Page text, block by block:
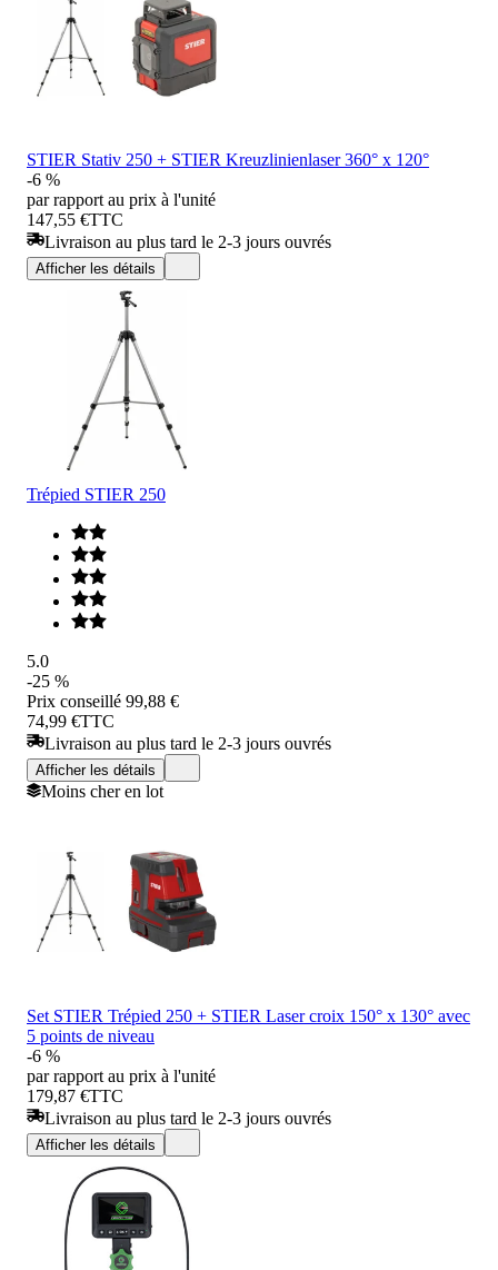
STIER Stativ 250 + STIER Kreuzlinienlaser 360° x 120°
-6 %
par rapport au prix à l'unité
147,55 €TTC
Livraison au plus tard le 2-3 jours ouvrés
Afficher les détails
Trépied STIER 250
5.0
-25 %
Prix conseillé 99,88 €
74,99 €TTC
Livraison au plus tard le 2-3 jours ouvrés
Afficher les détails
Moins cher en lot
Set STIER Trépied 250 + STIER Laser croix 150° x 130° avec
5 points de niveau
-6 %
par rapport au prix à l'unité
179,87 €TTC
Livraison au plus tard le 2-3 jours ouvrés
Afficher les détails